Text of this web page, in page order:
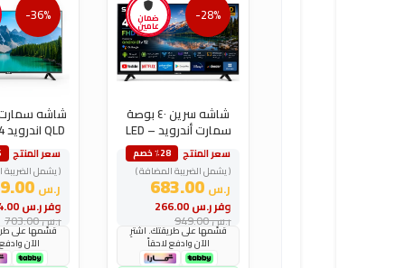
ضمان
عامين
-28%
شاشه سرين ٤٠ بوصة
سمارت أندرويد LED –
FHD سعر المنتج
٪28 خصم
( يشمل الضريبة المضافة )
ر.س683.00
وفرر.س
ر.س949.00
قسّمها على طريقتك. اشترِ
الآن وادفع لاحقاً
-36%
سعر المنتج
( يشمل الضريبة
ر.س449.00
وفرر.س
ر.س703.00
قسّمها على
الآن